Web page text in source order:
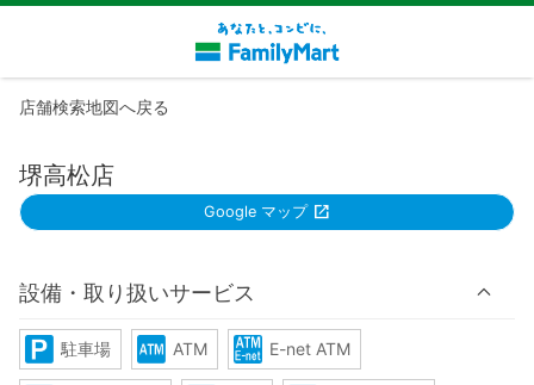
店舗検索地図へ戻る
堺高松店
Google マップ
設備・取り扱いサービス
駐車場 ATM E-net ATM